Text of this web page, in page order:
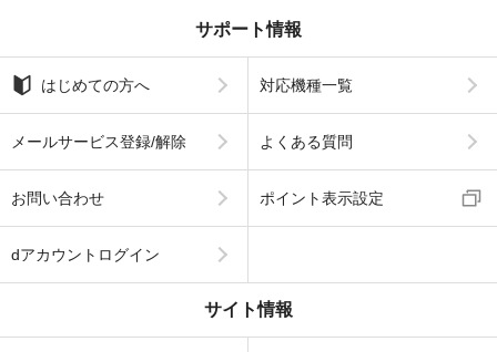
サポート情報
はじめての方へ 対応機種一覧
メールサービス登録/解除 よくある質問
お問い合わせ ポイント表示設定
dアカウントログイン
サイト情報